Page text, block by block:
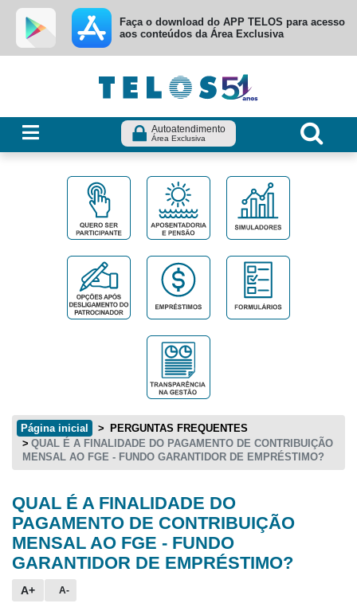
Ir para menu principal
Ir para conteúdo
Ir para busca
Faça o download do APP TELOS para acesso
aos conteúdos da Área Exclusiva
Autoatendimento
Área Exclusiva
Página inicial
PERGUNTAS FREQUENTES
QUAL É A FINALIDADE DO PAGAMENTO DE CONTRIBUIÇÃO
MENSAL AO FGE - FUNDO GARANTIDOR DE EMPRÉSTIMO?
Conteúdo principal
QUAL É A FINALIDADE DO
PAGAMENTO DE CONTRIBUIÇÃO
MENSAL AO FGE - FUNDO
GARANTIDOR DE EMPRÉSTIMO?
A+ A-